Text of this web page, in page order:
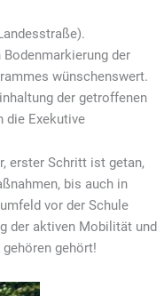
der
wünschenswert.
der getroffenen
die Exekutive
erster Schritt ist getan,
bis auch in
vor der Schule
der aktiven Mobilität und
gehört!